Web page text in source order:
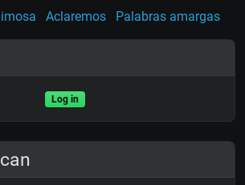
Aclaremos Palabras amargas
Log in